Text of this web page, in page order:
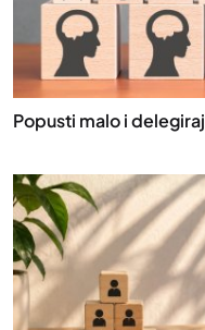
Popusti malo i delegiraj